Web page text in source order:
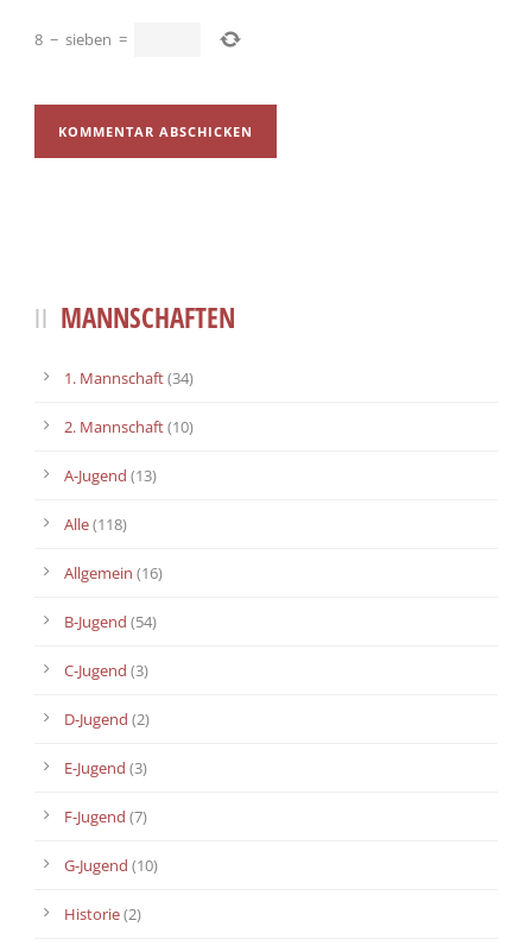
8 − sieben =
MANNSCHAFTEN
1. Mannschaft(34)
2. Mannschaft(10)
A-Jugend (13)
Alle(118)
Allgemein (16)
B-Jugend (54)
C-Jugend (3)
D-Jugend (2)
E-Jugend (3)
F-Jugend (7)
G-Jugend (10)
Historie(2)